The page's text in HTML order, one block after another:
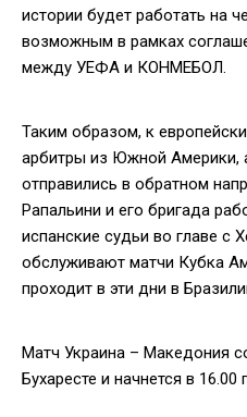
истории будет работать на
возможным в рамках
между УЕФА и КОНМЕБОЛ.
Таким образом, к
арбитры из Южной Америки,
отправились в обратном
Рапальини и его бригада
испанские судьи во главе с
обслуживают матчи Кубка
проходит в эти дни в
Матч Украина – Македония
Бухаресте и начнется в